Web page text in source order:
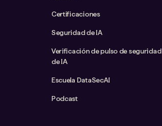
Certificaciones
Seguridad de IA
Verificación de pulso de seguridad
de IA
Escuela DataSecAI
Podcast